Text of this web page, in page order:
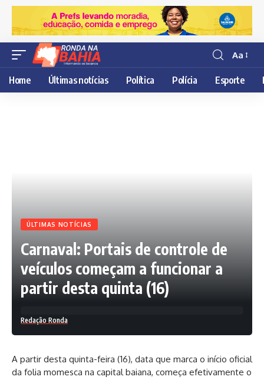
Resisor
de
fonte
Aa
Home Últimas notícias Política Polícia Esporte
ÚLTIMAS NOTÍCIAS
Carnaval: Portais de controle de
veículos começam a funcionar a
partir desta quinta (16)
Redação Ronda
A partir desta quinta-feira (16), data que marca o início oficial
da folia momesca na capital baiana, começa efetivamente o